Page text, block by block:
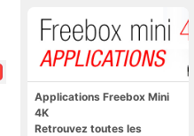
Applications Freebox Mini
4K
Retrouvez toutes les